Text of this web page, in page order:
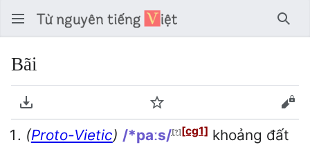
Tìm
Bãi
Tải về PDF Theo dõi
(Proto-Vietic) /*paːs/[?] [cg1] khoảng đất